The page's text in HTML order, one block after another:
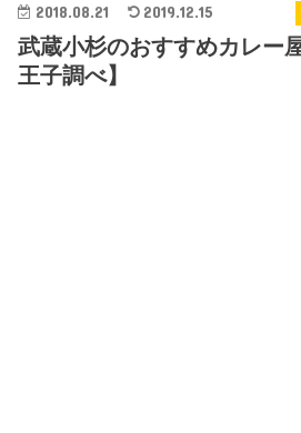
2018.08.21 2019.12.15
武蔵小杉のおすすめカレー
王子調べ】